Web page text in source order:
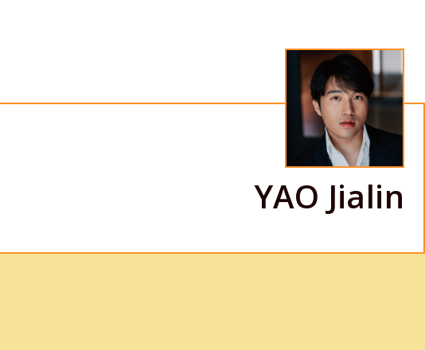
YAO Jialin